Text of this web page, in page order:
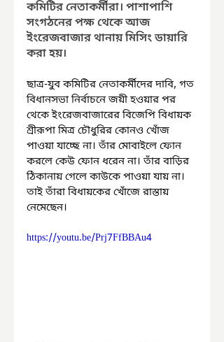
কমিটির নেতাকর্মীরা। পাশাপাশি
সংগঠনের পক্ষ থেকে আজ
ইংরেজবাজার থানায় মিসিং ডায়ারি
করা হয়।
ছাত্র-যুব কমিটির নেতাকর্মীদের দাবি, গত
বিধানসভা নির্বাচনে জয়ী হওয়ার পর
থেকে ইংরেজবাজারের বিজেপি বিধায়ক
শ্রীরূপা মিত্র চৌধুরির কোনও খোঁজ
পাওয়া যাচ্ছে না। তাঁর মোবাইলে ফোন
করলে কেউ ফোন ধরেন না। তাঁর বাড়ির
ঠিকানায় গেলে কাউকে পাওয়া যায় না।
তাই তাঁরা বিধায়কের খোঁজে রাস্তায়
নেমেছেন।
https://youtu.be/Prj7FfBBAu4